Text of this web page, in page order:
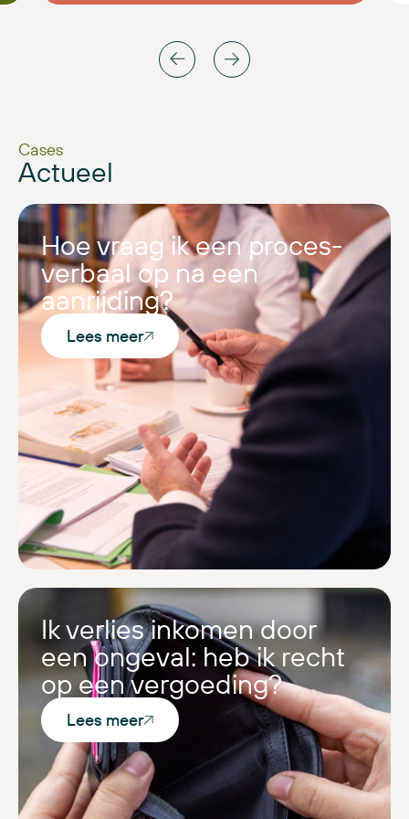
Cases
Actueel
Hoe vraag ik een proces-
verbaal op na een
aanrijding?
Lees meer
Ik verlies inkomen door
een ongeval: heb ik recht
op een vergoeding?
Lees meer